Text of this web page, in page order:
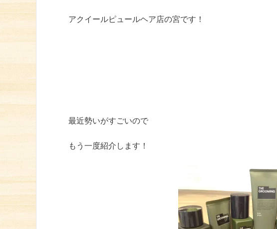
アクイールピュールヘア店の宮です！
最近勢いがすごいので
もう一度紹介します！